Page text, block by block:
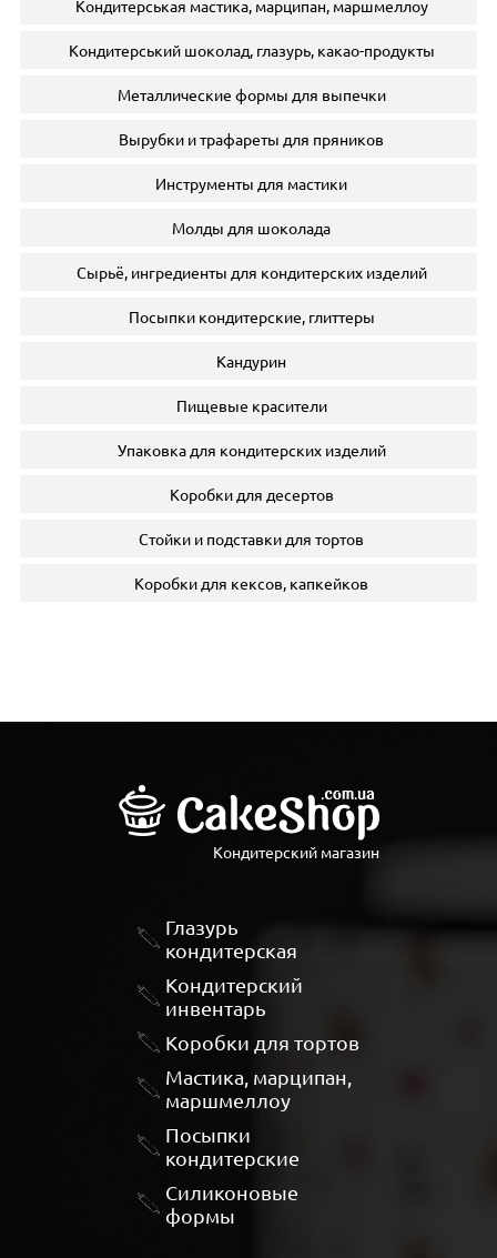
Кондитерськая мастика, марципан, маршмеллоу
Кондитерський шоколад, глазурь, какао-продукты
Металлические формы для выпечки
Вырубки и трафареты для пряников
Инструменты для мастики
Молды для шоколада
Сырьё, ингредиенты для кондитерских изделий
Посыпки кондитерские, глиттеры
Кандурин
Пищевые красители
Упаковка для кондитерских изделий
Коробки для десертов
Стойки и подставки для тортов
Коробки для кексов, капкейков
Кондитерский магазин
Глазурь
кондитерская
Кондитерский
инвентарь
Коробки для тортов
Мастика, марципан,
маршмеллоу
Посыпки
кондитерские
Силиконовые
формы